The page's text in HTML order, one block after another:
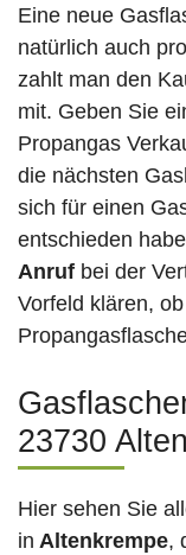
Eine neue
natürlich auch
zahlt man den
mit. Geben Sie
Propangas
die nächsten
sich für einen
entschieden
Anruf bei der
Vorfeld klären,
23730
Hier sehen Sie
in Altenkrempe,